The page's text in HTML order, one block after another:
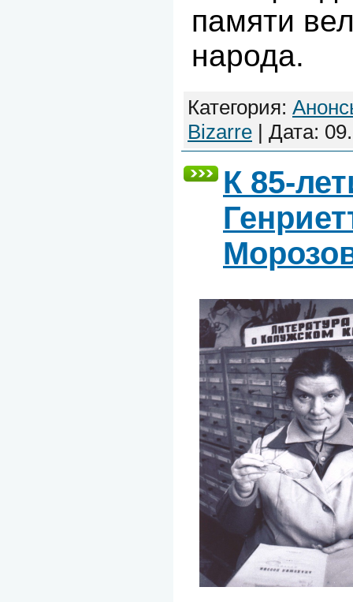
памяти
народа.
Категория:
Bizarre | Дата:
К 85-